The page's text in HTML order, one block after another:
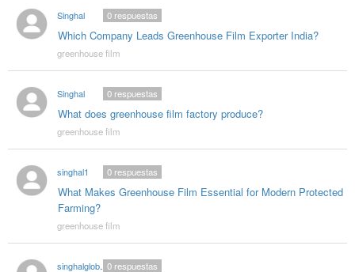
Singhal
Which Company Leads Greenhouse Film Exporter India?
0respuestas
greenhouse film
Singhal
What does greenhouse film factory produce?
0respuestas
greenhouse film
singhal1
What Makes Greenhouse Film Essential for Modern Protected
Farming?
0respuestas
greenhouse film
singhalglobal780respuestas